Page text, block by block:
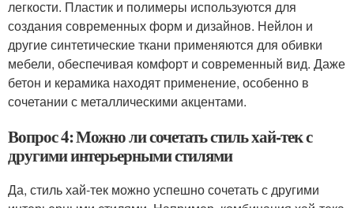
легкости. Пластик и полимеры используются для
создания современных форм и дизайнов. Нейлон и
другие синтетические ткани применяются для обивки
мебели, обеспечивая комфорт и современный вид. Даже
бетон и керамика находят применение, особенно в
сочетании с металлическими акцентами.
Вопрос 4: Можно ли сочетать стиль хай-тек с
другими интерьерными стилями
Да, стиль хай-тек можно успешно сочетать с другими